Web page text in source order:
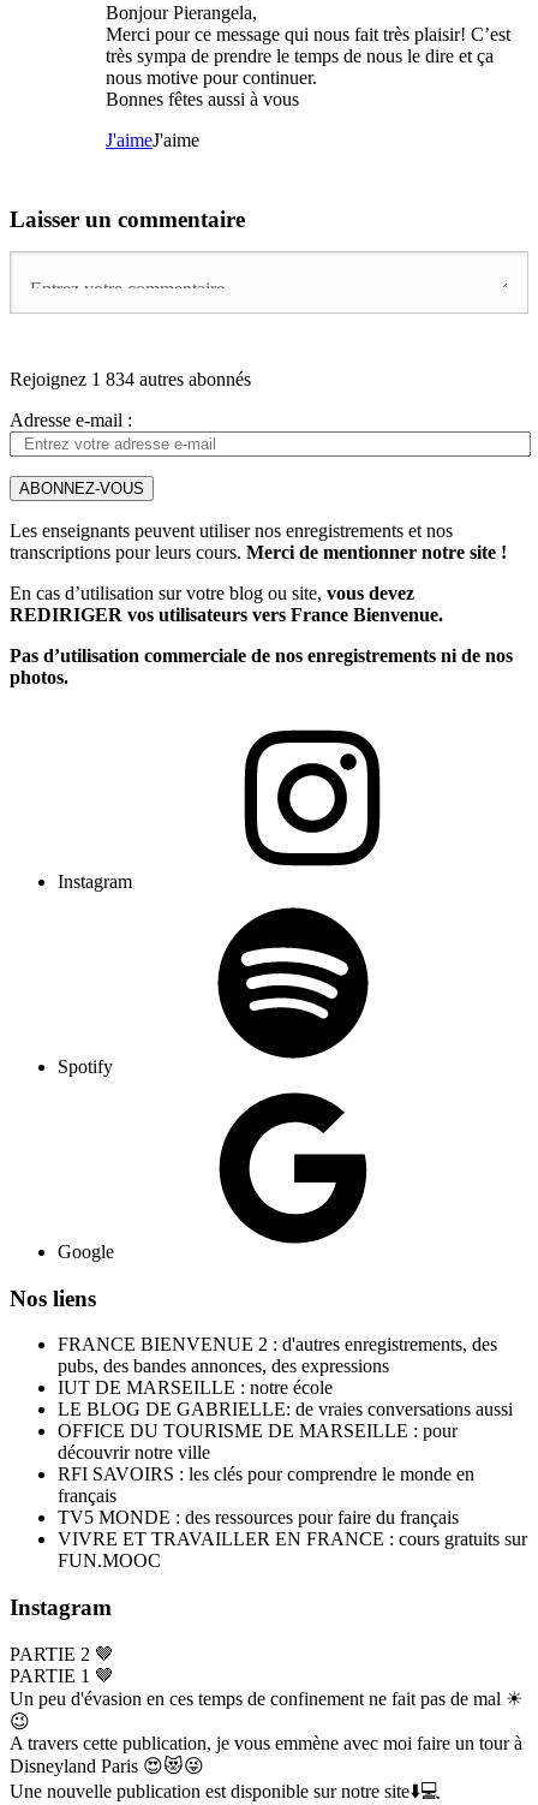
Bonjour Pierangela,
Merci pour ce message qui nous fait très plaisir! C’est
très sympa de prendre le temps de nous le dire et ça
nous motive pour continuer.
Bonnes fêtes aussi à vous
J'aimeJ'aime
Laisser un commentaire
Rejoignez 1 834 autres abonnés
Adresse e-mail :
ABONNEZ-VOUS
Les enseignants peuvent utiliser nos enregistrements et nos
transcriptions pour leurs cours. Merci de mentionner notre site !
En cas d’utilisation sur votre blog ou site, vous devez
REDIRIGER vos utilisateurs vers France Bienvenue.
Pas d’utilisation commerciale de nos enregistrements ni de nos
photos.
Instagram
Spotify
Google
Nos liens
FRANCE BIENVENUE 2 : d'autres enregistrements, des
pubs, des bandes annonces, des expressions
IUT DE MARSEILLE : notre école
LE BLOG DE GABRIELLE: de vraies conversations aussi
OFFICE DU TOURISME DE MARSEILLE : pour
découvrir notre ville
RFI SAVOIRS : les clés pour comprendre le monde en
français
TV5 MONDE : des ressources pour faire du français
VIVRE ET TRAVAILLER EN FRANCE : cours gratuits sur
FUN.MOOC
Instagram
PARTIE 2 🤎
PARTIE 1 🤎
Un peu d'évasion en ces temps de confinement ne fait pas de mal ☀
😉
A travers cette publication, je vous emmène avec moi faire un tour à
Disneyland Paris 😍😻😜
Une nouvelle publication est disponible sur notre site⬇️💻